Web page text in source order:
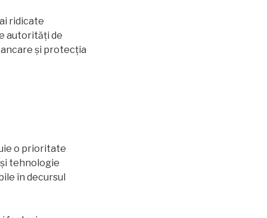
ridicate
autorități de
și protecția
o prioritate
tehnologie
în decursul